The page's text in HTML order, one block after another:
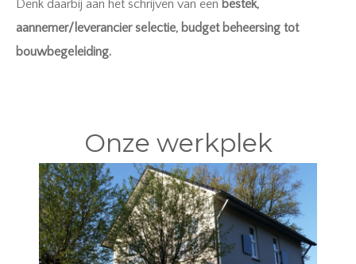
Denk daarbij aan het schrijven van een bestek,
aannemer/leverancier selectie, budget beheersing tot
bouwbegeleiding.
Onze werkplek